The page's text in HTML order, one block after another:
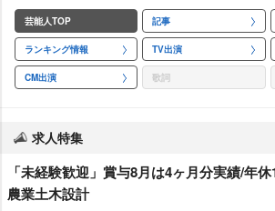
芸能人TOP 記事
ランキング情報 TV出演
CM出演 歌詞
求人特集
「未経験歓迎」賞与8月は4ヶ月分実績/年
農業土木設計